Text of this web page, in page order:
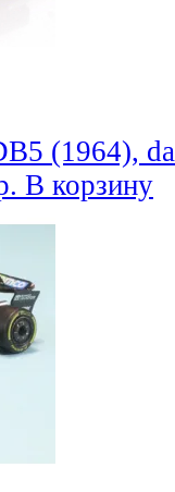
(1964),
В корзину